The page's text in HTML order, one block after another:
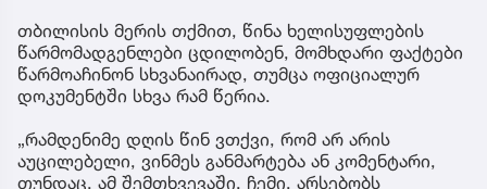
თბილისის მერის თქმით, წინა ხელისუფლების
წარმომადგენლები ცდილობენ, მომხდარი ფაქტები
წარმოაჩინონ სხვანაირად, თუმცა ოფიციალურ
დოკუმენტში სხვა რამ წერია.
„რამდენიმე დღის წინ ვთქვი, რომ არ არის
აუცილებელი, ვინმეს განმარტება ან კომენტარი,
თუნდაც, ამ შემთხვევაში, ჩემი. არსებობს